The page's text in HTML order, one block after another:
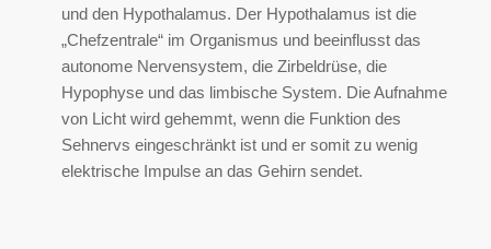
und den Hypothalamus. Der Hypothalamus ist die
„Chefzentrale“ im Organismus und beeinflusst das
autonome Nervensystem, die Zirbeldrüse, die
Hypophyse und das limbische System. Die Aufnahme
von Licht wird gehemmt, wenn die Funktion des
Sehnervs eingeschränkt ist und er somit zu wenig
elektrische Impulse an das Gehirn sendet.